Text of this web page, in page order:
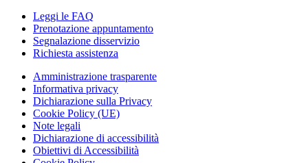
Leggi le FAQ
Prenotazione appuntamento
Segnalazione disservizio
Richiesta assistenza
Amministrazione trasparente
Informativa privacy
Dichiarazione sulla Privacy
Cookie Policy (UE)
Note legali
Dichiarazione di accessibilità
Obiettivi di Accessibilità